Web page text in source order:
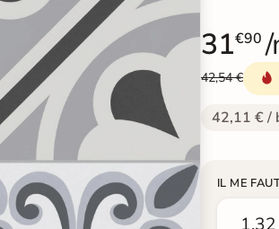
31€90 /
42,54 €
42,11 € /
IL ME